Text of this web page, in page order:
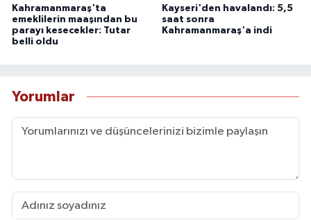
Kahramanmaraş'ta
emeklilerin maaşından bu
parayı kesecekler: Tutar
belli oldu
Kayseri'den havalandı: 5,5
saat sonra
Kahramanmaraş'a indi
Yorumlar